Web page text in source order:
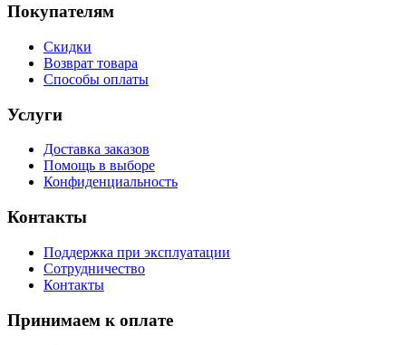
Покупателям
Скидки
Возврат товара
Способы оплаты
Услуги
Доставка заказов
Помощь в выборе
Конфиденциальность
Контакты
Поддержка при эксплуатации
Сотрудничество
Контакты
Принимаем к оплате